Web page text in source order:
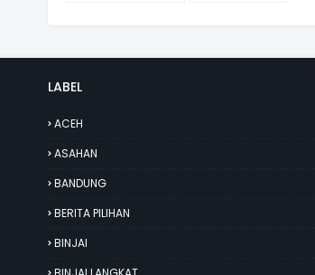
LABEL
ACEH
ASAHAN
BANDUNG
BERITA PILIHAN
BINJAI